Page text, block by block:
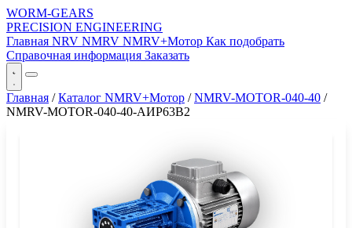
WORM-GEARS
PRECISION ENGINEERING
Главная NRV NMRV NMRV+Мотор Как подобрать
Справочная информация Заказать
Главная / Каталог NMRV+Мотор / NMRV-MOTOR-040-40 /
NMRV-MOTOR-040-40-АИР63B2